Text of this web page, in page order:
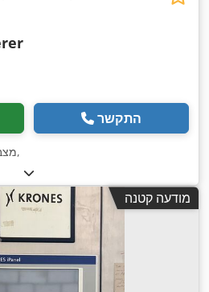
התקשר
,
מודעה קטנה